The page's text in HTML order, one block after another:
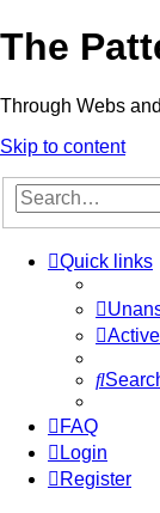
The
Through Webs
Skip to content
Quick links
FAQ
Login
Register